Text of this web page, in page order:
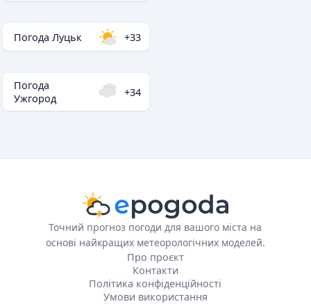
Погода Луцьк +33
Погода
Ужгород
+34
Точний прогноз погоди для вашого міста на
основі найкращих метеорологічних моделей.
Про проєкт
Контакти
Політика конфіденційності
Умови використання